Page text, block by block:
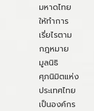
มหาดไทย
ให้ทำการ
เรี่ยไรตาม
กฎหมาย
มูลนิธิ
ศุภนิมิตแห่ง
ประเทศไทย
เป็นองค์กร